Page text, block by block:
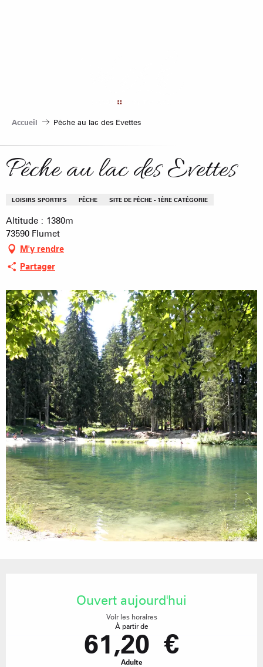
Accueil Pêche au lac des Evettes
Pêche au lac des Evettes
LOISIRS SPORTIFS PÊCHE SITE DE PÊCHE - 1ÈRE CATÉGORIE
Altitude : 1380m
73590 Flumet
M'y rendre
Partager
Ouvert aujourd'hui
Voir les horaires
À partir de
61,20 €
Adulte